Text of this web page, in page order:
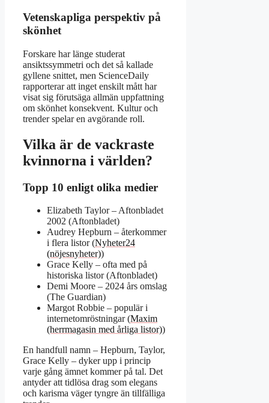
Vetenskapliga perspektiv på
skönhet
Forskare har länge studerat
ansiktssymmetri och det så kallade
gyllene snittet, men ScienceDaily
rapporterar att inget enskilt mått har
visat sig förutsäga allmän uppfattning
om skönhet konsekvent. Kultur och
trender spelar en avgörande roll.
Vilka är de vackraste
kvinnorna i världen?
Topp 10 enligt olika medier
Elizabeth Taylor – Aftonbladet
2002 (Aftonbladet)
Audrey Hepburn – återkommer
i flera listor (Nyheter24
(nöjesnyheter))
Grace Kelly – ofta med på
historiska listor (Aftonbladet)
Demi Moore – 2024 års omslag
(The Guardian)
Margot Robbie – populär i
internetomröstningar (Maxim
(herrmagasin med årliga listor))
En handfull namn – Hepburn, Taylor,
Grace Kelly – dyker upp i princip
varje gång ämnet kommer på tal. Det
antyder att tidlösa drag som elegans
och karisma väger tyngre än tillfälliga